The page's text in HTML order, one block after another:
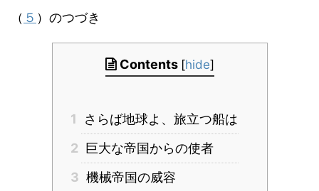
（ ５ ）のつづき
Contents [hide]
1
さらば地球よ、旅立つ船は
2
巨大な帝国からの使者
3 機械帝国の威容